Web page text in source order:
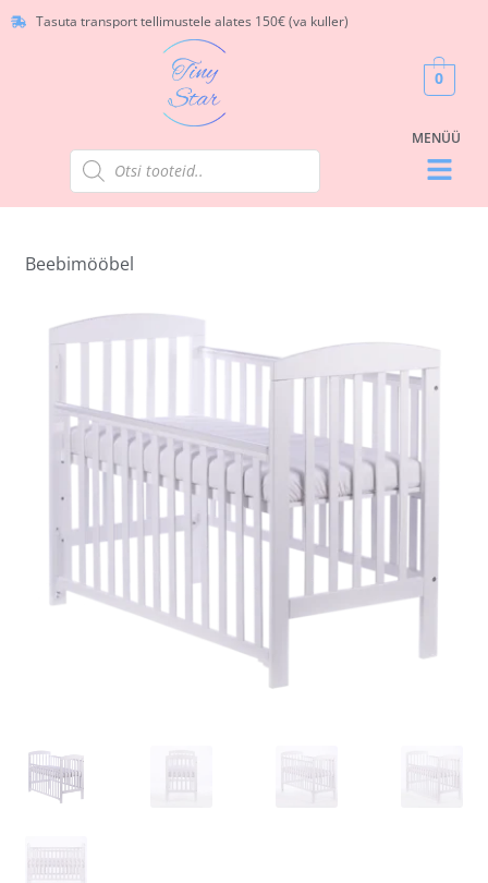
Tasuta transport tellimustele alates 150€ (va kuller)
0
Beebimööbel